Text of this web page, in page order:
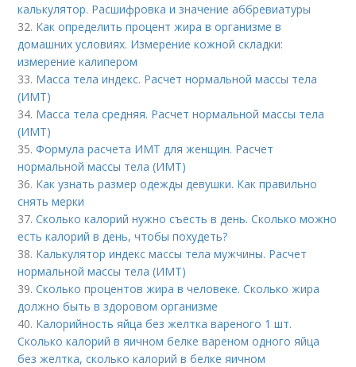
калькулятор. Расшифровка и значение аббревиатуры
32. Как определить процент жира в организме в
домашних условиях. Измерение кожной складки:
измерение калипером
33. Масса тела индекс. Расчет нормальной массы тела
(ИМТ)
34. Масса тела средняя. Расчет нормальной массы тела
(ИМТ)
35.Формула расчета ИМТ для женщин. Расчет
нормальной массы тела (ИМТ)
36. Как узнать размер одежды девушки. Как правильно
снять мерки
37.Сколько калорий нужно съесть в день. Сколько можно
есть калорий в день, чтобы похудеть?
38. Калькулятор индекс массы тела мужчины. Расчет
нормальной массы тела (ИМТ)
39.Сколько процентов жира в человеке. Сколько жира
должно быть в здоровом организме
40. Калорийность яйца без желтка вареного 1 шт.
Сколько калорий в яичном белке вареном одного яйца
без желтка, сколько калорий в белке яичном